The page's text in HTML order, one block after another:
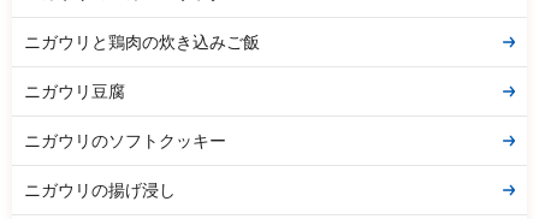
ニガウリと鶏肉の炊き込みご飯
ニガウリ豆腐
ニガウリのソフトクッキー
ニガウリの揚げ浸し